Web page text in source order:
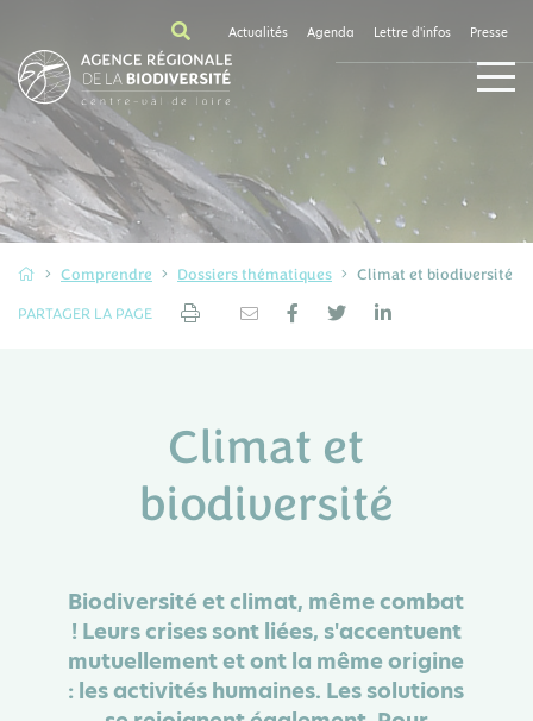
Actualités Agenda Lettre d'infos Presse
Comprendre Dossiers thématiques
Climat et biodiversité
PARTAGER LA PAGE
Climat et
biodiversité
Biodiversité et climat, même combat
! Leurs crises sont liées, s'accentuent
mutuellement et ont la même origine
: les activités humaines. Les solutions